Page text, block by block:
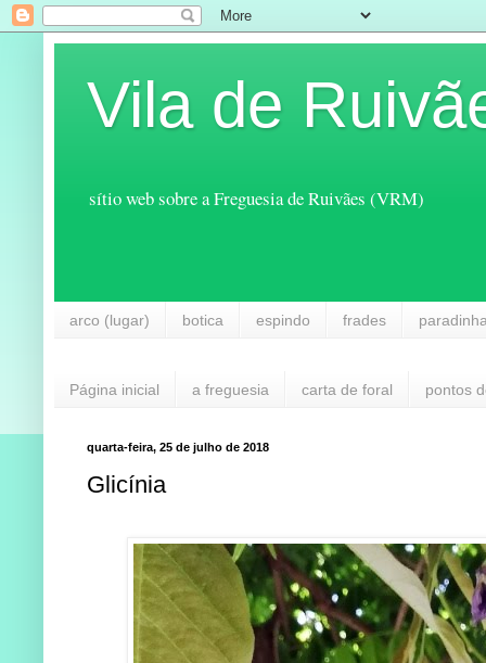
Vila de
sítio web sobre a Freguesia de Ruivães (VRM)
arco (lugar) botica espindo frades
Página inicial a freguesia carta de foral pontos
quarta-feira, 25 de julho de 2018
Glicínia